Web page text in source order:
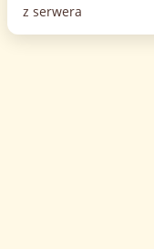
z serwera